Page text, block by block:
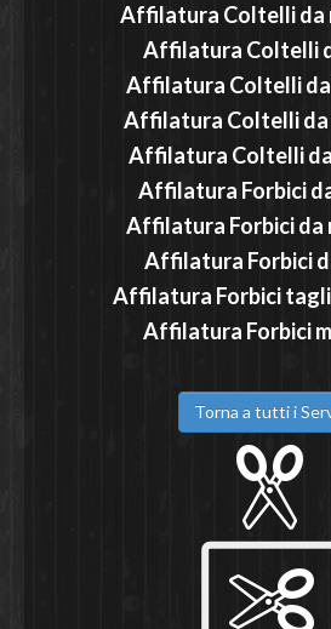
Affilatura Coltelli da
Affilatura Coltelli
Affilatura Coltelli
Affilatura Coltelli
Affilatura Coltelli
Affilatura Forbici
Affilatura Forbici da
Affilatura Forbici
Affilatura Forbici
Affilatura Forbici
Torna a tutti i